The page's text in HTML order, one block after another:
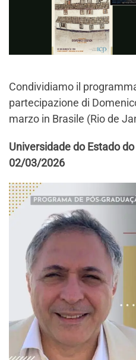
Condividiamo il
partecipazione di
marzo in Brasile (Rio de
Universidade do Estado
02/03/2026